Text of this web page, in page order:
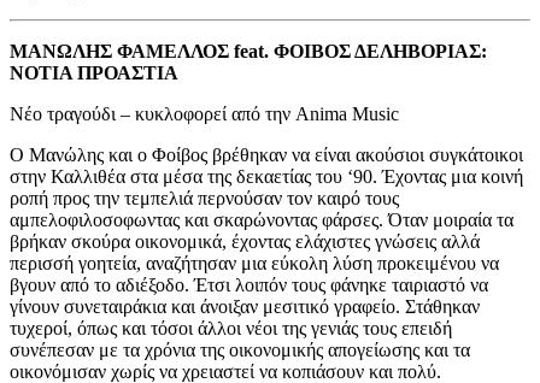
ΜΑΝΩΛΗΣ ΦΑΜΕΛΛΟΣ feat. ΦΟΙΒΟΣ ΔΕΛΗΒΟΡΙΑΣ:
ΝΟΤΙΑ ΠΡΟΑΣΤΙΑ
Νέο τραγούδι – κυκλοφορεί από την Anima Music
Ο Μανώλης και ο Φοίβος βρέθηκαν να είναι ακούσιοι συγκάτοικοι
στην Καλλιθέα στα μέσα της δεκαετίας του ‘90. Έχοντας μια κοινή
ροπή προς την τεμπελιά περνούσαν τον καιρό τους
αμπελοφιλοσοφωντας και σκαρώνοντας φάρσες. Όταν μοιραία τα
βρήκαν σκούρα οικονομικά, έχοντας ελάχιστες γνώσεις αλλά
περισσή γοητεία, αναζήτησαν μια εύκολη λύση προκειμένου να
βγουν από το αδιέξοδο. Έτσι λοιπόν τους φάνηκε ταιριαστό να
γίνουν συνεταιράκια και άνοιξαν μεσιτικό γραφείο. Στάθηκαν
τυχεροί, όπως και τόσοι άλλοι νέοι της γενιάς τους επειδή
συνέπεσαν με τα χρόνια της οικονομικής απογείωσης και τα
οικονόμισαν χωρίς να χρειαστεί να κοπιάσουν και πολύ.